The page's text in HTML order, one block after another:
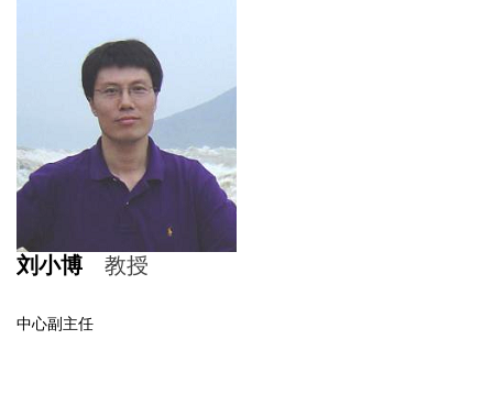
刘小博 教授
中心副主任